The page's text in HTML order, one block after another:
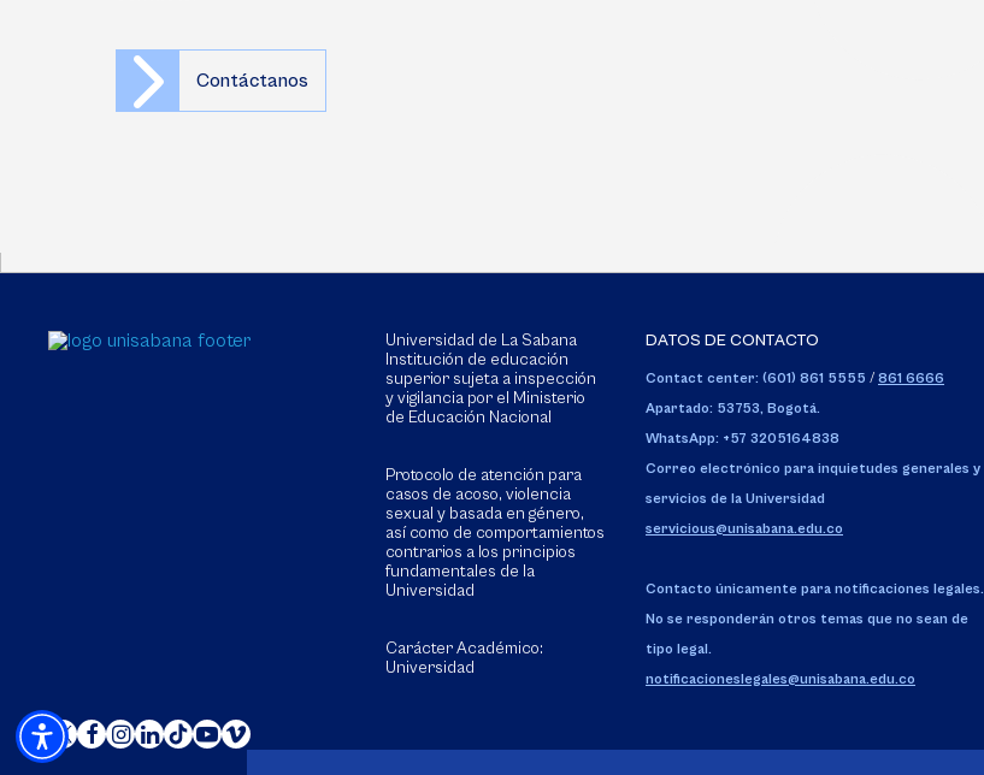
Contáctanos
Universidad de La Sabana
Institución de educación
superior sujeta a inspección
y vigilancia por el Ministerio
de Educación Nacional
Protocolo de atención para
casos de acoso, violencia
sexual y basada en género,
así como de comportamientos
contrarios a los principios
fundamentales de la
Universidad
Carácter Académico:
Universidad
DATOS DE CONTACTO
Contact center: (601) 861 5555 / 861 6666
Apartado: 53753, Bogotá.
WhatsApp: +57 3205164838
Correo electrónico para inquietudes generales y
servicios de la Universidad
servicious@unisabana.edu.co
Contacto únicamente para notificaciones legales.
No se responderán otros temas que no sean de
tipo legal.
notificacioneslegales@unisabana.edu.co